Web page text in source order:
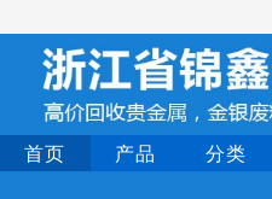
首页 产品 分类